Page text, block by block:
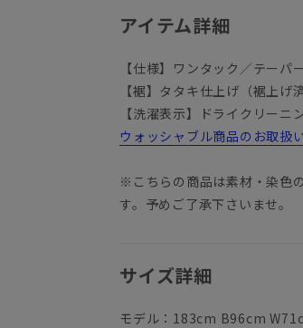
アイテム詳細
【仕様】ワンタック／テーパ
【裾】タタキ仕上げ（裾上
【洗濯表示】ドライクリー
ウォッシャブル商品のお取扱
※こちらの商品は素材・染色
す。予めご了承下さいませ。
サイズ詳細
モデル：183cm B96cm